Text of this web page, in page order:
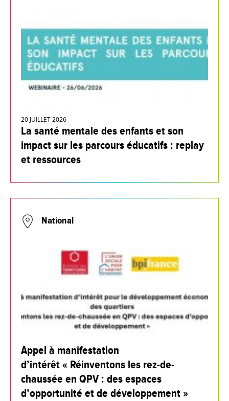
20 JUILLET 2026
La santé mentale des enfants et son
impact sur les parcours éducatifs : replay
et ressources
National
Appel à manifestation
d’intérêt « Réinventons les rez-de-
chaussée en QPV : des espaces
d’opportunité et de développement »